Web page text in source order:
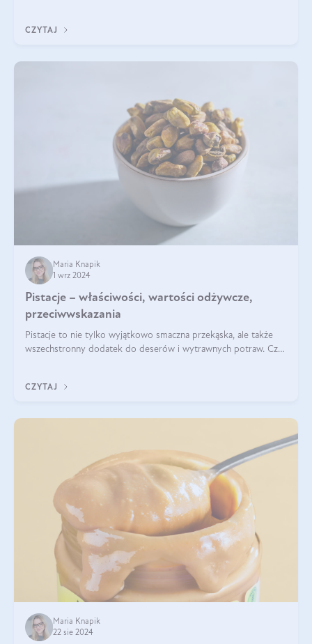
CZYTAJ
Maria Knapik
1 wrz 2024
Pistacje – właściwości, wartości odżywcze,
przeciwwskazania
Pistacje to nie tylko wyjątkowo smaczna przekąska, ale także
wszechstronny dodatek do deserów i wytrawnych potraw. Czy
CZYTAJ
Maria Knapik
22 sie 2024